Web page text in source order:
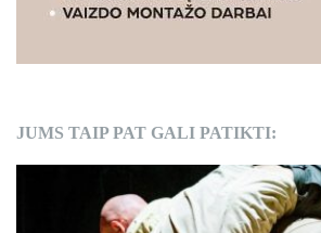
JUMS TAIP PAT GALI PATIKTI: